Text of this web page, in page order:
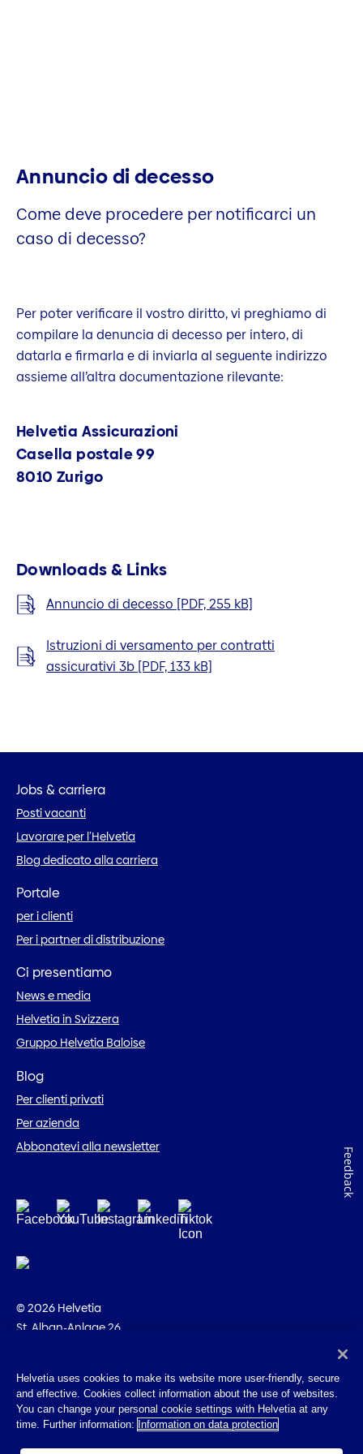
Annuncio di decesso
Come deve procedere per notificarci un
caso di decesso?
Per poter verificare il vostro diritto, vi preghiamo di
compilare la denuncia di decesso per intero, di
datarla e firmarla e di inviarla al seguente indirizzo
assieme all’altra documentazione rilevante:
Helvetia Assicurazioni
Casella postale 99
8010 Zurigo
Downloads & Links
Annuncio di decesso [PDF, 255 kB]
Istruzioni di versamento per contratti
assicurativi 3b [PDF, 133 kB]
Jobs & carriera
Posti vacanti
Lavorare per l’Helvetia
Blog dedicato alla carriera
Portale
per i clienti
Per i partner di distribuzione
Ci presentiamo
News e media
Helvetia in Svizzera
Gruppo Helvetia Baloise
Blog
Per clienti privati
Per azienda
Abbonatevi alla newsletter
© 2026 Helvetia
St. Alban-Anlage 26
Impressum
Disposizioni giuridiche
Helvetia uses cookies to make its website more user-friendly, secure
and effective. Cookies collect information about the use of websites.
You can change your personal cookie settings with Helvetia at any
time. Further information: Information on data protection
Feedback